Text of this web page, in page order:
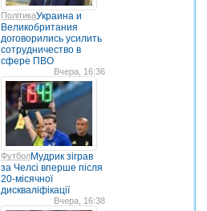
ПолітикаУкраина и
Великобритания
договорились усилить
сотрудничество в
сфере ПВО
Вчера, 16:36
ФутболМудрик зіграв
за Челсі вперше після
20-місячної
дискваліфікації
Вчера, 16:38